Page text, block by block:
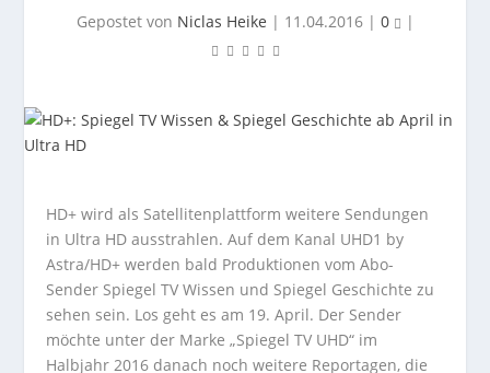
Gepostet von Niclas Heike | 11.04.2016| 0 |
HD+ wird als Satellitenplattform weitere Sendungen
in Ultra HD ausstrahlen. Auf dem Kanal UHD1 by
Astra/HD+ werden bald Produktionen vom Abo-
Sender Spiegel TV Wissen und Spiegel Geschichte zu
sehen sein. Los geht es am 19. April. Der Sender
möchte unter der Marke „Spiegel TV UHD“ im
Halbjahr 2016 danach noch weitere Reportagen, die